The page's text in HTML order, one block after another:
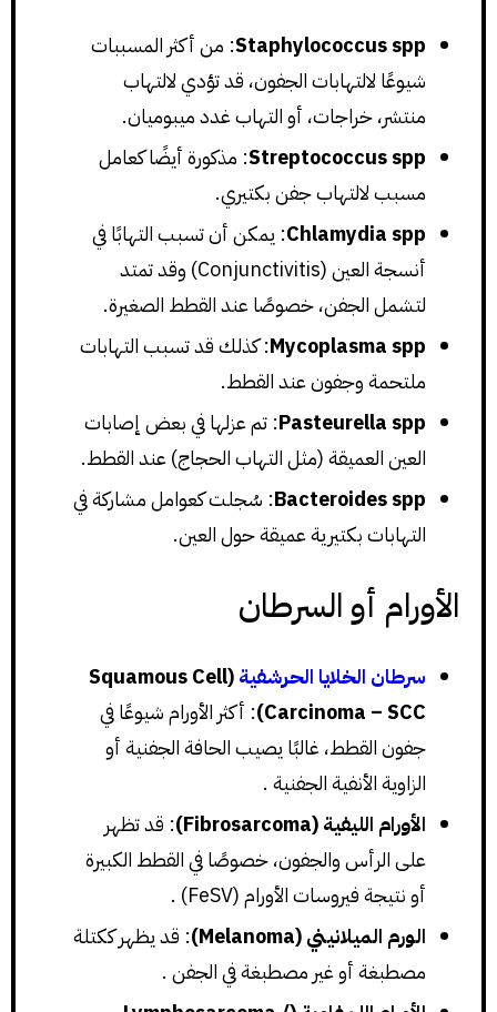
Staphylococcus spp: من أكثر المسببات
شيوعًا لالتهابات الجفون، قد تؤدي لالتهاب
منتشر، خراجات، أو التهاب غدد ميبوميان.
Streptococcus spp: مذكورة أيضًا كعامل
مسبب لالتهاب جفن بكتيري.
Chlamydia spp: يمكن أن تسبب التهابًا في
أنسجة العين (Conjunctivitis) وقد تمتد
لتشمل الجفن، خصوصًا عند القطط الصغيرة.
Mycoplasma spp: كذلك قد تسبب التهابات
ملتحمة وجفون عند القطط.
Pasteurella spp: تم عزلها في بعض إصابات
العين العميقة (مثل التهاب الحجاج) عند القطط.
Bacteroides spp: سُجلت كعوامل مشاركة في
التهابات بكتيرية عميقة حول العين.
الأورام أو السرطان
سرطان الخلايا الحرشفية (Squamous Cell
Carcinoma – SCC) : أكثر الأورام شيوعًا في
جفون القطط، غالبًا يصيب الحافة الجفنية أو
الزاوية الأنفية الجفنية .
الأورام الليفية (Fibrosarcoma)
: قد تظهر
على الرأس والجفون، خصوصًا في القطط الكبيرة
أو نتيجة فيروسات الأورام (FeSV) .
الورم الميلانيني (Melanoma)
: قد يظهر ككتلة
مصطبغة أو غير مصطبغة في الجفن .